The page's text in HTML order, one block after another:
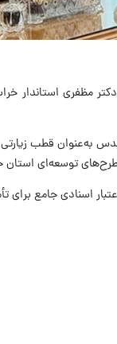
مظفری استاندار
مقدس به‌عنوان قطب
توسعه‌ای
اسنادی جامع